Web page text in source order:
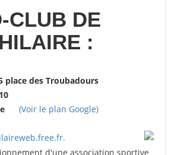
CLUB DE
:
place des Troubadours
(Voir le plan Google)
d'une association sportive